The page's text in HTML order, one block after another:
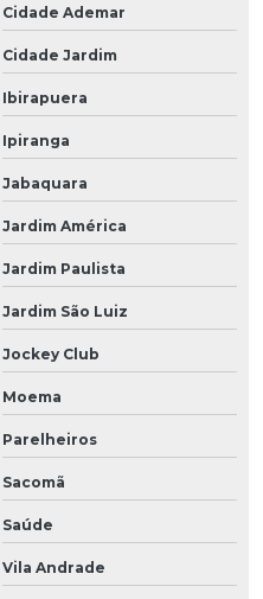
Cidade Ademar
Cidade Jardim
Ibirapuera
Ipiranga
Jabaquara
Jardim América
Jardim Paulista
Jardim São Luiz
Jockey Club
Moema
Parelheiros
Sacomã
Saúde
Vila Andrade